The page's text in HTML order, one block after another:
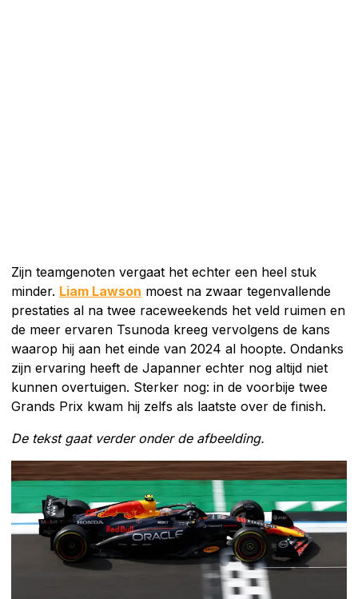
Zijn teamgenoten vergaat het echter een heel stuk
minder. Liam Lawson moest na zwaar tegenvallende
prestaties al na twee raceweekends het veld ruimen en
de meer ervaren Tsunoda kreeg vervolgens de kans
waarop hij aan het einde van 2024 al hoopte. Ondanks
zijn ervaring heeft de Japanner echter nog altijd niet
kunnen overtuigen. Sterker nog: in de voorbije twee
Grands Prix kwam hij zelfs als laatste over de finish.
De tekst gaat verder onder de afbeelding.